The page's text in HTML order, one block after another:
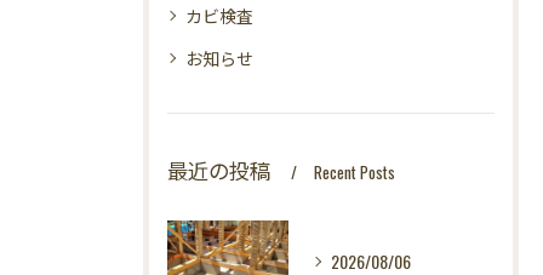
カビ検査
お知らせ
最近の投稿 Recent Posts
2026/08/06